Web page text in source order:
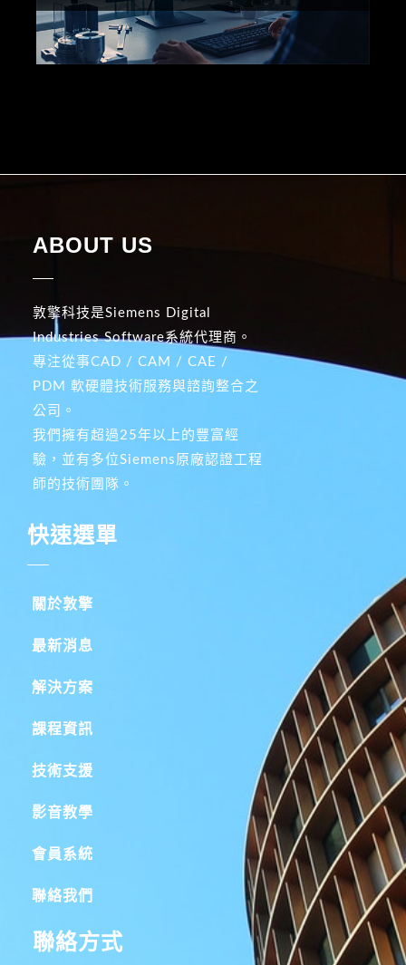
ABOUT US
敦擎科技是Siemens Digital
Industries Software系統代理商。
專注從事CAD / CAM / CAE /
PDM 軟硬體技術服務與諮詢整合之
公司。
我們擁有超過25年以上的豐富經
驗，並有多位Siemens原廠認證工程
師的技術團隊。
快速選單
關於敦擎
最新消息
解決方案
課程資訊
技術支援
影音教學
會員系統
聯絡我們
聯絡方式